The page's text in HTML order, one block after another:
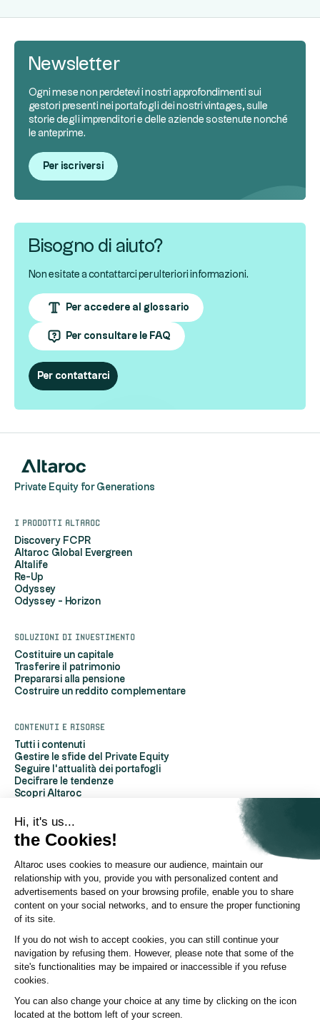
Hi, it's us...
the Cookies!
Altaroc uses cookies to measure our audience, maintain our
relationship with you, provide you with personalized content and
advertisements based on your browsing profile, enable you to share
content on your social networks, and to ensure the proper functioning
of its site.
If you do not wish to accept cookies, you can still continue your
navigation by refusing them. However, please note that some of the
site's functionalities may be impaired or inaccessible if you refuse
cookies.
You can also change your choice at any time by clicking on the icon
located at the bottom left of your screen.
Newsletter
Ogni mese non perdetevi i nostri approfondimenti sui
gestori presenti nei portafogli dei nostri vintages, sulle
storie degli imprenditori e delle aziende sostenute nonché
le anteprime.
Per iscriversi
Bisogno di aiuto?
Non esitate a contattarci per ulteriori informazioni.
Per accedere al glossario
Per consultare le FAQ
Per contattarci
Private Equity for Generations
I prodotti Altaroc
Discovery FCPR
Altaroc Global Evergreen
Altalife
Re-Up
Odyssey
Odyssey - Horizon
Soluzioni di investimento
Costituire un capitale
Trasferire il patrimonio
Prepararsi alla pensione
Costruire un reddito complementare
Contenuti e risorse
Tutti i contenuti
Gestire le sfide del Private Equity
Seguire l'attualità dei portafogli
Decifrare le tendenze
Scopri Altaroc
Domande frequenti
Glossario
A proposito di Altaroc
Chi siamo
Per contattarci
Area dedicata ai partner
Relazioni con gli investitori
Politica ESG
Canale YouTube
Pagina Linkedin
© Altaroc 2021 -2026